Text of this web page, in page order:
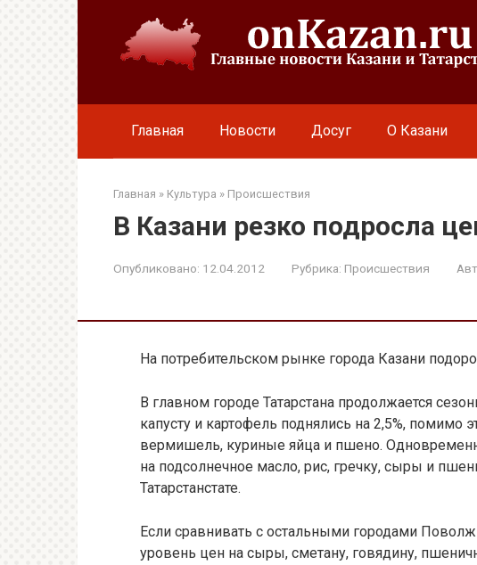
Главная Новости Досуг О Казани
Главная » Культура » Происшествия
В Казани резко подросла
Опубликовано: 12.04.2012 Рубрика: Происшествия
На потребительском рынке города Казани
В главном городе Татарстана продолжается
капусту и картофель поднялись на 2,5%, помимо
вермишель, куриные яйца и пшено.
на подсолнечное масло, рис, гречку, сыры и
Татарстанстате.
Если сравнивать с остальными городами
уровень цен на сыры, сметану, говядину,